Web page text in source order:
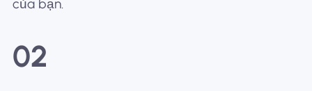
của bạn.
02